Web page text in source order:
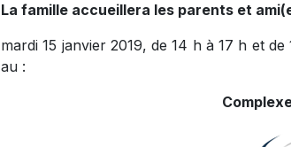
La famille accueillera les parents et
mardi 15 janvier 2019, de 14 h à 17 h et
au :